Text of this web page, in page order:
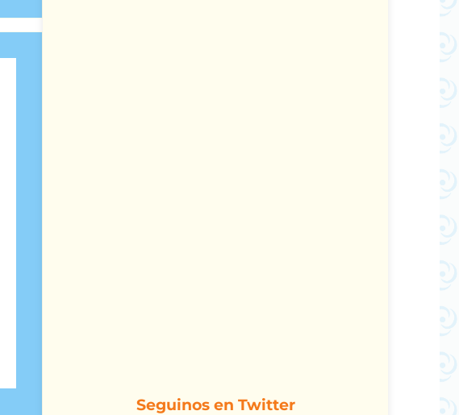
Seguinos en Twitter